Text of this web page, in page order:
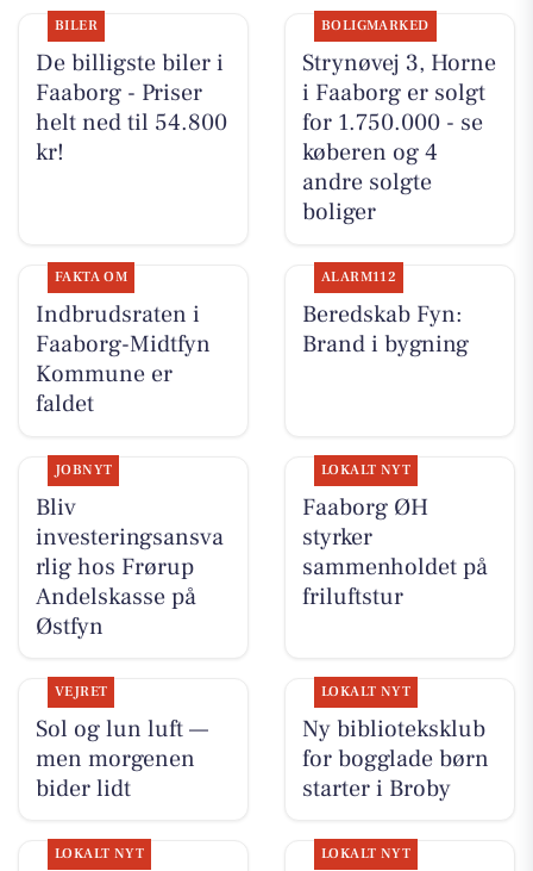
BILER
De billigste biler i
Faaborg - Priser
helt ned til 54.800
kr!
BOLIGMARKED
Strynøvej 3, Horne
i Faaborg er solgt
for 1.750.000 - se
køberen og 4
andre solgte
boliger
FAKTA OM
Indbrudsraten i
Faaborg-Midtfyn
Kommune er
faldet
ALARM112
Beredskab Fyn:
Brand i bygning
JOBNYT
Bliv
investeringsansva
rlig hos Frørup
Andelskasse på
Østfyn
LOKALT NYT
Faaborg ØH
styrker
sammenholdet på
friluftstur
VEJRET
Sol og lun luft —
men morgenen
bider lidt
LOKALT NYT
Ny biblioteksklub
for bogglade børn
starter i Broby
LOKALT NYT LOKALT NYT